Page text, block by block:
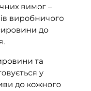
вимог –
виробничого
до
та
у
до кожного